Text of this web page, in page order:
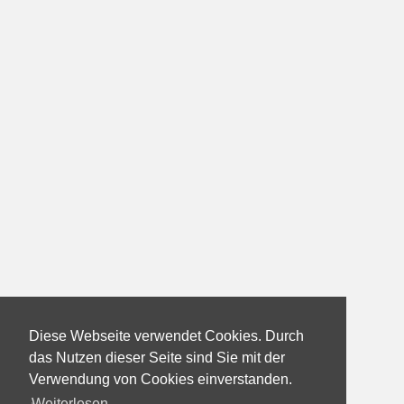
Diese Webseite verwendet Cookies. Durch
das Nutzen dieser Seite sind Sie mit der
Verwendung von Cookies einverstanden.